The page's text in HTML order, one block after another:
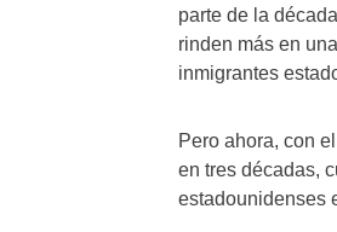
parte de la
rinden más en
inmigrantes
Pero ahora, con
en tres décadas,
estadounidenses